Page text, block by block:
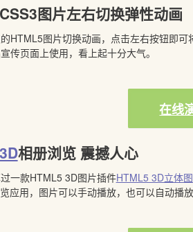
图片左右切换弹性动画
HTML5图片切换动画，点击左右按钮即
传页面上使用，看上起十分大气。
在线
相册浏览 震撼人心
一款HTML5 3D图片插件HTML5 3D立体
应用，图片可以手动播放，也可以自动播